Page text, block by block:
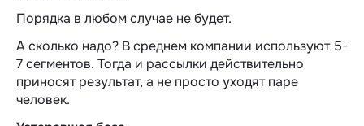
Порядка в любом случае не будет.
А сколько надо? В среднем компании используют 5-
7 сегментов. Тогда и рассылки действительно
приносят результат, а не просто уходят паре
человек.